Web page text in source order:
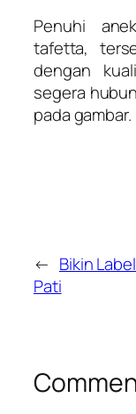
Penuhi
tafetta,
dengan
segera
pada gambar.
← Bikin
Pati